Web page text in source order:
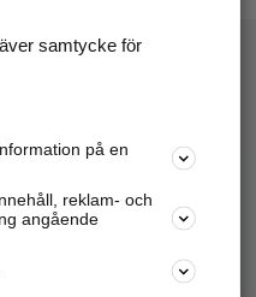
företagsinfo mm.
företaget
samtycke för
på en
reklam- och
angående